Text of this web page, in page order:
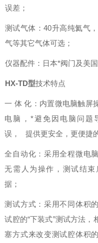
误差；
测试气体 ：40升高纯氦气
气等其它气体可选；
仪器配件： 日本*阀门及美
HX-TD型技术特点
一 体 化：内置微电脑触屏
电脑，*避免因电脑问题
误， 提供更安全，更便捷
全自动化：采用全程微电
无需人为操作，测试结
据；
测试方式：采用不同体积
试腔的“下装式”测试方法，
塞方式来改变测试腔体积